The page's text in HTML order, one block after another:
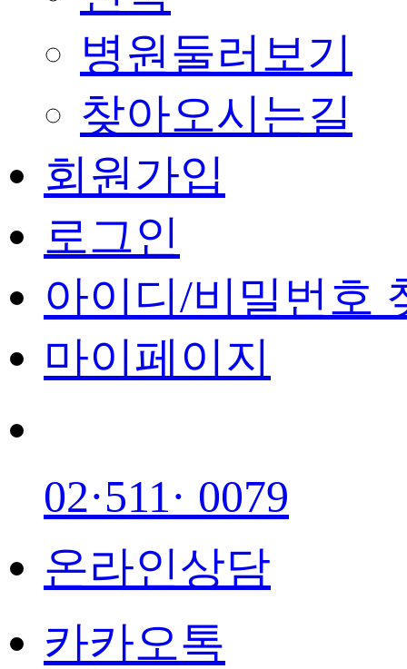
병원둘러보기
찾아오시는길
회원가입
로그인
아이디/비밀번호
마이페이지
02·511· 0079
온라인상담
카카오톡